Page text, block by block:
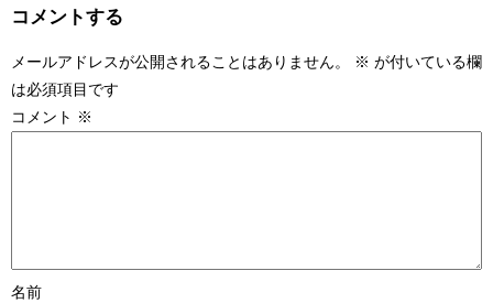
コメントする
メールアドレスが公開されることはありません。 ※ が付いている欄
は必須項目です
コメント ※
名前